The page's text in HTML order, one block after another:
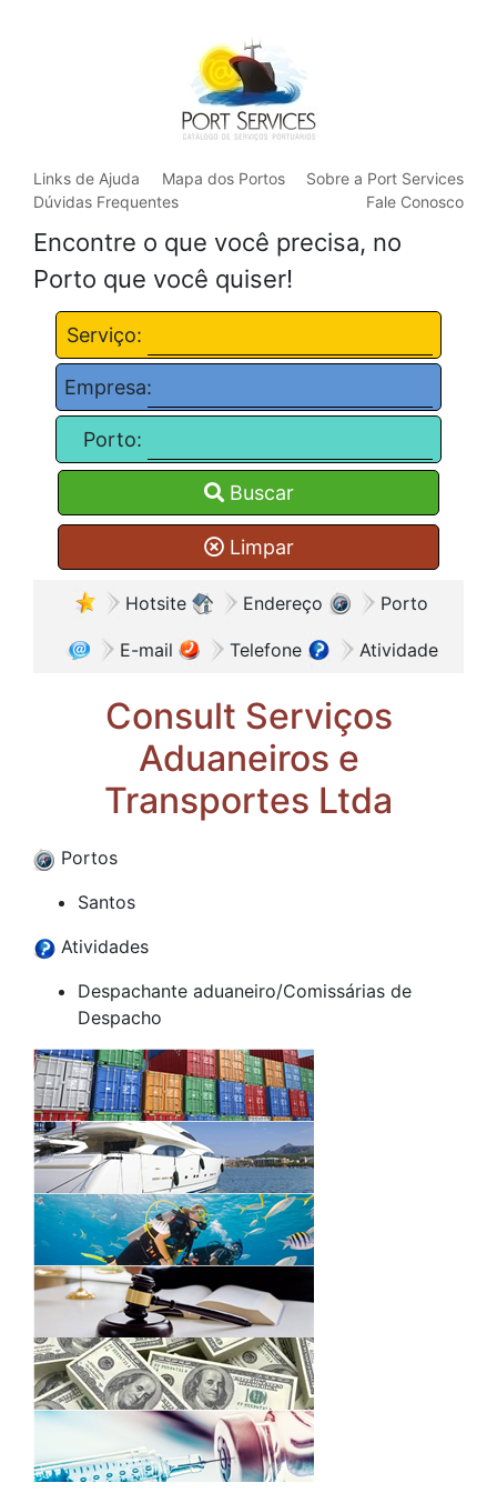
Links de Ajuda Mapa dos Portos
Sobre a Port Services
Dúvidas Frequentes
Fale Conosco
Encontre o que você precisa, no
Porto que você quiser!
Serviço:
Empresa:
Porto:
Buscar
Limpar
Hotsite Endereço Porto
E-mail Telefone Atividade
Consult Serviços
Aduaneiros e
Transportes Ltda
Portos
Santos
Atividades
Despachante aduaneiro/Comissárias de
Despacho